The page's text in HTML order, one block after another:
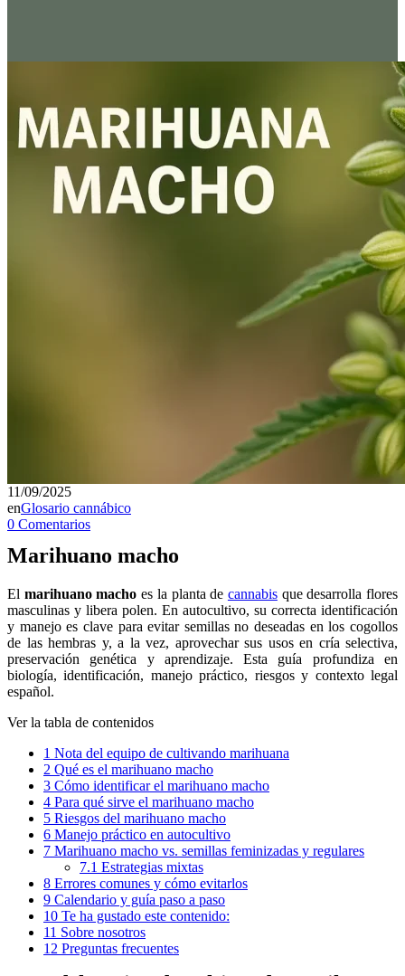
11/09/2025
enGlosario cannábico
0 Comentarios
Marihuano macho
El marihuano macho es la planta de cannabisque desarrolla flores
masculinas y libera polen. En autocultivo, su correcta identificación
y manejo es clave para evitar semillas no deseadas en los cogollos
de las hembras y, a la vez, aprovechar sus usos en cría selectiva,
preservación genética y aprendizaje. Esta guía profundiza en
biología, identificación, manejo práctico, riesgos y contexto legal
español.
Ver la tabla de contenidos
1 Nota del equipo de cultivando marihuana
2 Qué es el marihuano macho
3 Cómo identificar el marihuano macho
4 Para qué sirve el marihuano macho
5 Riesgos del marihuano macho
6 Manejo práctico en autocultivo
7 Marihuano macho vs. semillas feminizadas y regulares
7.1 Estrategias mixtas
8 Errores comunes y cómo evitarlos
9 Calendario y guía paso a paso
10 Te ha gustado este contenido:
11 Sobre nosotros
12 Preguntas frecuentes